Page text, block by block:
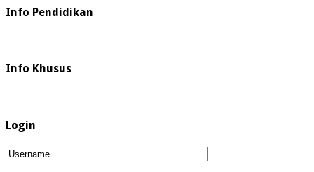
Info Pendidikan
Info Khusus
Login